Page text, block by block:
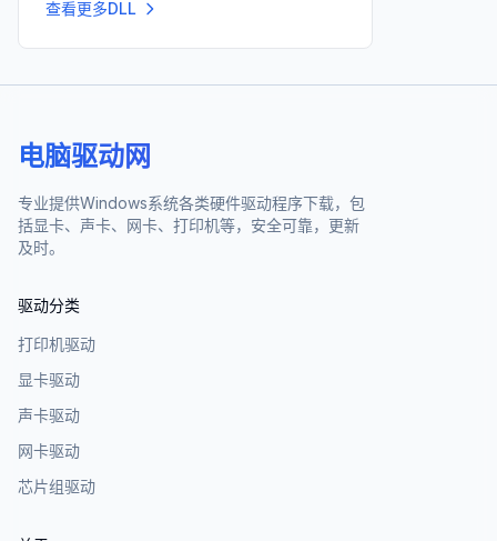
查看更多DLL
电脑驱动网
专业提供Windows系统各类硬件驱动程序下载，包
括显卡、声卡、网卡、打印机等，安全可靠，更新
及时。
驱动分类
打印机驱动
显卡驱动
声卡驱动
网卡驱动
芯片组驱动